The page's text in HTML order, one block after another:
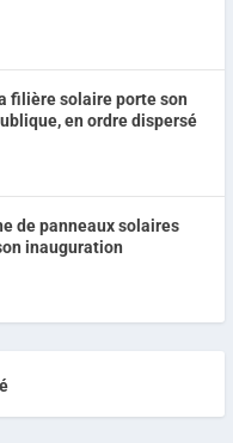
filière solaire porte son
en ordre dispersé
de panneaux solaires
inauguration